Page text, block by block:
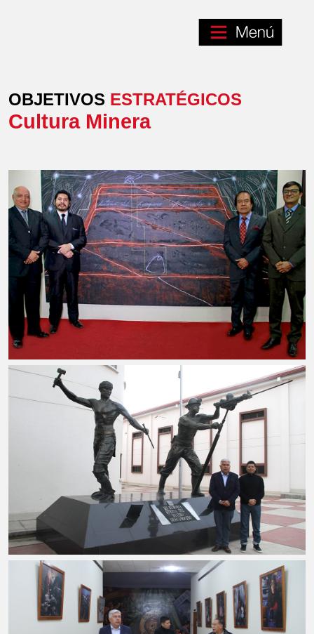
OBJETIVOS ESTRATÉGICOS
Cultura Minera